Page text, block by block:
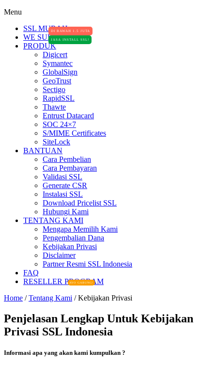
Menu
DI BAWAH 1.5 JUTA
SSL MURAH
JASA INSTALL SSL!
WE SUPPORT
PRODUK
Digicert
Symantec
GlobalSign
GeoTrust
Sectigo
RapidSSL
Thawte
Entrust Datacard
SOC 24×7
S/MIME Certificates
SiteLock
BANTUAN
Cara Pembelian
Cara Pembayaran
Validasi SSL
Generate CSR
Instalasi SSL
Download Pricelist SSL
Hubungi Kami
TENTANG KAMI
Mengapa Memilih Kami
Pengembalian Dana
Kebijakan Privasi
Disclaimer
Partner Resmi SSL Indonesia
FAQ
AYO GABUNG!
RESELLER PROGRAM
Home /Tentang Kami / Kebijakan Privasi
Penjelasan Lengkap Untuk Kebijakan
Privasi SSL Indonesia
Informasi apa yang akan kami kumpulkan ?